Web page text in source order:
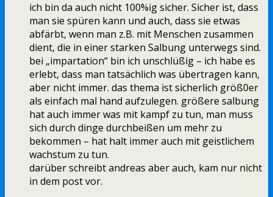
ich bin da auch nicht 100%ig sicher. Sicher ist, dass
man sie spüren kann und auch, dass sie etwas
abfärbt, wenn man z.B. mit Menschen zusammen
dient, die in einer starken Salbung unterwegs sind.
bei „impartation“ bin ich unschlüßig – ich habe es
erlebt, dass man tatsächlich was übertragen kann,
aber nicht immer. das thema ist sicherlich größ0er
als einfach mal hand aufzulegen. größere salbung
hat auch immer was mit kampf zu tun, man muss
sich durch dinge durchbeißen um mehr zu
bekommen – hat halt immer auch mit geistlichem
wachstum zu tun.
darüber schreibt andreas aber auch, kam nur nicht
in dem post vor.